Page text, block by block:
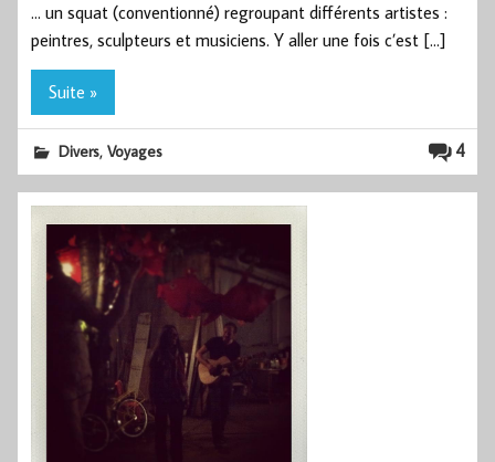
… un squat (conventionné) regroupant différents artistes :
peintres, sculpteurs et musiciens. Y aller une fois c’est […]
Suite »
4
Divers,Voyages